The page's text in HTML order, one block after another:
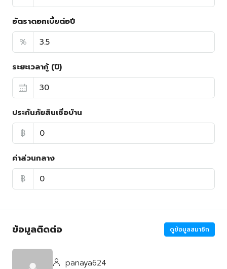
อัตราดอกเบี้ยต่อปี
%
ระยะเวลากู้ (ปี)
ประกันภัยสินเชื่อบ้าน
฿
ค่าส่วนกลาง
฿
ข้อมูลติดต่อ ดูข้อมูลสมาชิก
panaya624